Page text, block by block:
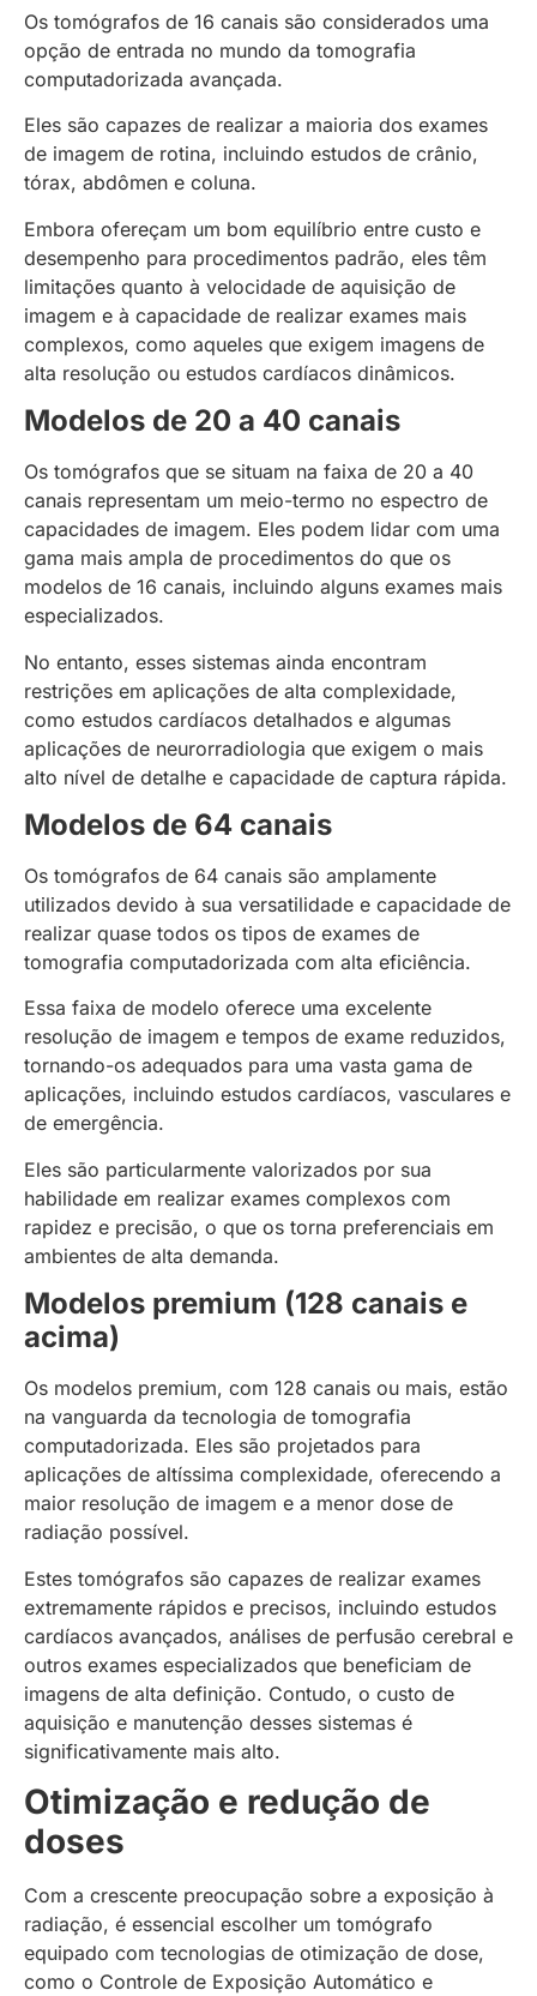
Os tomógrafos de 16 canais são considerados uma
opção de entrada no mundo da tomografia
computadorizada avançada.
Eles são capazes de realizar a maioria dos exames
de imagem de rotina, incluindo estudos de crânio,
tórax, abdômen e coluna.
Embora ofereçam um bom equilíbrio entre custo e
desempenho para procedimentos padrão, eles têm
limitações quanto à velocidade de aquisição de
imagem e à capacidade de realizar exames mais
complexos, como aqueles que exigem imagens de
alta resolução ou estudos cardíacos dinâmicos.
Modelos de 20 a 40 canais
Os tomógrafos que se situam na faixa de 20 a 40
canais representam um meio-termo no espectro de
capacidades de imagem. Eles podem lidar com uma
gama mais ampla de procedimentos do que os
modelos de 16 canais, incluindo alguns exames mais
especializados.
No entanto, esses sistemas ainda encontram
restrições em aplicações de alta complexidade,
como estudos cardíacos detalhados e algumas
aplicações de neurorradiologia que exigem o mais
alto nível de detalhe e capacidade de captura rápida.
Modelos de 64 canais
Os tomógrafos de 64 canais são amplamente
utilizados devido à sua versatilidade e capacidade de
realizar quase todos os tipos de exames de
tomografia computadorizada com alta eficiência.
Essa faixa de modelo oferece uma excelente
resolução de imagem e tempos de exame reduzidos,
tornando-os adequados para uma vasta gama de
aplicações, incluindo estudos cardíacos, vasculares e
de emergência.
Eles são particularmente valorizados por sua
habilidade em realizar exames complexos com
rapidez e precisão, o que os torna preferenciais em
ambientes de alta demanda.
Modelos premium (128 canais e
acima)
Os modelos premium, com 128 canais ou mais, estão
na vanguarda da tecnologia de tomografia
computadorizada. Eles são projetados para
aplicações de altíssima complexidade, oferecendo a
maior resolução de imagem e a menor dose de
radiação possível.
Estes tomógrafos são capazes de realizar exames
extremamente rápidos e precisos, incluindo estudos
cardíacos avançados, análises de perfusão cerebral e
outros exames especializados que beneficiam de
imagens de alta definição. Contudo, o custo de
aquisição e manutenção desses sistemas é
significativamente mais alto.
Otimização e redução de
doses
Com a crescente preocupação sobre a exposição à
radiação, é essencial escolher um tomógrafo
equipado com tecnologias de otimização de dose,
como o Controle de Exposição Automático e